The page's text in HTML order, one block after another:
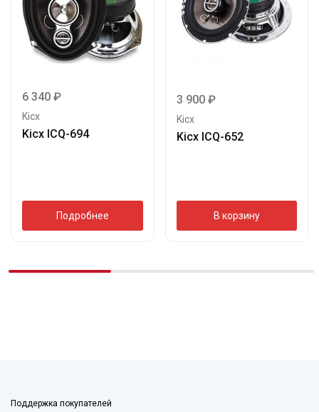
6 340 ₽
Kicx
Kicx ICQ-694
Подробнее
3 900 ₽
Kicx
Kicx ICQ-652
В корзину
Поддержка покупателей